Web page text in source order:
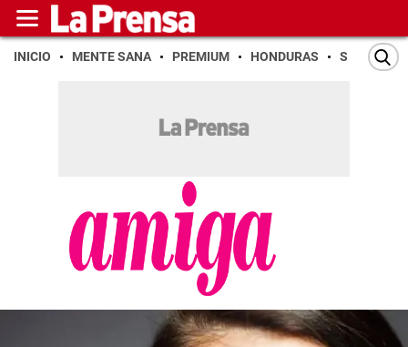
INICIO MENTE SANA PREMIUM HONDURAS SAN PEDRO